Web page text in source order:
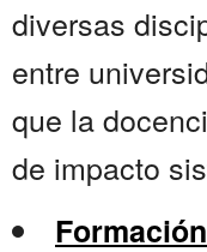
diversas
entre
que la
de impacto